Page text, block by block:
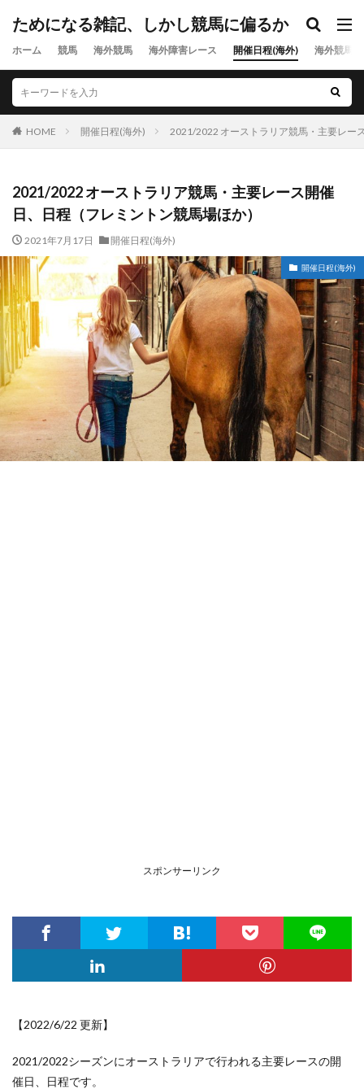
ためになる雑記、しかし競馬に偏るか
ホーム 競馬 海外競馬 海外障害レース 開催日程(海外) 海外競馬
HOME 開催日程(海外) 2021/2022 オーストラリア競馬・主要レー
2021/2022 オーストラリア競馬・主要レース開催
日、日程（フレミントン競馬場ほか）
2021年7月17日 開催日程(海外)
開催日程(海外)
スポンサーリンク
【2022/6/22 更新】
2021/2022シーズンにオーストラリアで行われる主要レースの開
催日、日程です。